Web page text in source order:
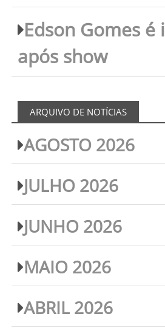
Edson Gomes
após show
ARQUIVO DE NOTÍCIAS
AGOSTO 2026
JULHO 2026
JUNHO 2026
MAIO 2026
ABRIL 2026